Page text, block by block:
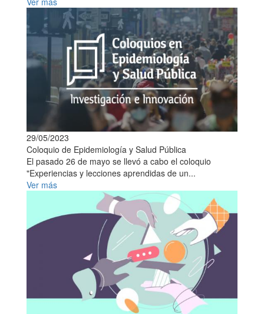
29/05/2023
Coloquio de Epidemiología y Salud Pública
El pasado 26 de mayo se llevó a cabo el coloquio
"Experiencias y lecciones aprendidas de un...
Ver más